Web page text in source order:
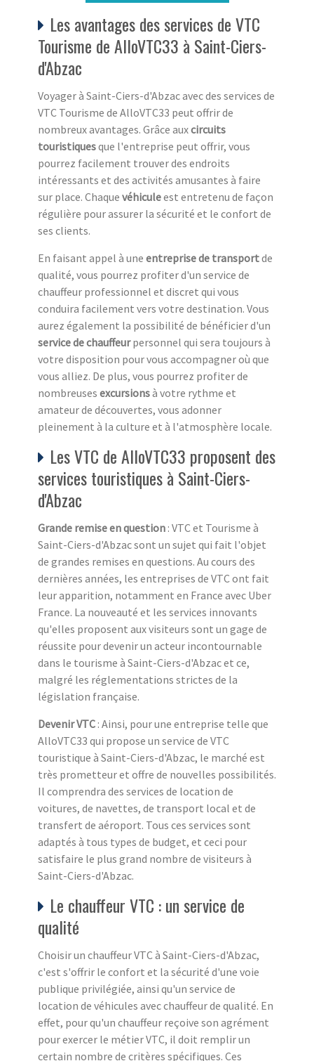
Les avantages des services de VTC
Tourisme de AlloVTC33 à Saint-Ciers-
d'Abzac
Voyager à Saint-Ciers-d'Abzac avec des services de
VTC Tourisme de AlloVTC33 peut offrir de
nombreux avantages. Grâce auxcircuits
touristiquesque l'entreprise peut offrir, vous
pourrez facilement trouver des endroits
intéressants et des activités amusantes à faire
sur place. Chaque véhiculeest entretenu de façon
régulière pour assurer la sécurité et le confort de
ses clients.
En faisant appel à une entreprise de transportde
qualité, vous pourrez profiter d'un service de
chauffeur professionnel et discret qui vous
conduira facilement vers votre destination. Vous
aurez également la possibilité de bénéficier d'un
service de chauffeurpersonnel qui sera toujours à
votre disposition pour vous accompagner où que
vous alliez. De plus, vous pourrez profiter de
nombreuses excursionsà votre rythme et
amateur de découvertes, vous adonner
pleinement à la culture et à l'atmosphère locale.
Les VTC de AlloVTC33 proposent des
services touristiques à Saint-Ciers-
d'Abzac
Grande remise en question : VTC et Tourisme à
Saint-Ciers-d'Abzac sont un sujet qui fait l'objet
de grandes remises en questions. Au cours des
dernières années, les entreprises de VTC ont fait
leur apparition, notamment en France avec Uber
France. La nouveauté et les services innovants
qu'elles proposent aux visiteurs sont un gage de
réussite pour devenir un acteur incontournable
dans le tourisme à Saint-Ciers-d'Abzac et ce,
malgré les réglementations strictes de la
législation française.
Devenir VTC : Ainsi, pour une entreprise telle que
AlloVTC33 qui propose un service de VTC
touristique à Saint-Ciers-d'Abzac, le marché est
très prometteur et offre de nouvelles possibilités.
Il comprendra des services de location de
voitures, de navettes, de transport local et de
transfert de aéroport. Tous ces services sont
adaptés à tous types de budget, et ceci pour
satisfaire le plus grand nombre de visiteurs à
Saint-Ciers-d'Abzac.
Le chauffeur VTC : un service de
qualité
Choisir un chauffeur VTC à Saint-Ciers-d'Abzac,
c'est s'offrir le confort et la sécurité d'une voie
publique privilégiée, ainsi qu'un service de
location de véhicules avec chauffeur de qualité. En
effet, pour qu'un chauffeur reçoive son agrément
pour exercer le métier VTC, il doit remplir un
certain nombre de critères spécifiques. Ces